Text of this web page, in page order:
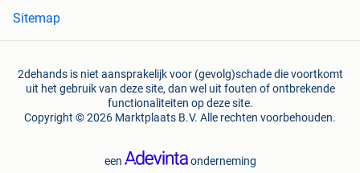
Sitemap
2dehands is niet aansprakelijk voor (gevolg)schade die voortkomt
uit het gebruik van deze site, dan wel uit fouten of ontbrekende
functionaliteiten op deze site.
Copyright © 2026 Marktplaats B.V. Alle rechten voorbehouden.
een onderneming